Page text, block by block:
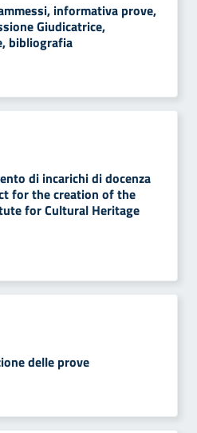
informativa prove,
Giudicatrice,
bibliografia
di incarichi di docenza
for the creation of the
for Cultural Heritage
delle prove